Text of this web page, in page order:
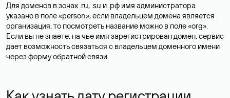
Для доменов в зонах .ru, .su и .рф имя администратора
указано в поле «person», если владельцем домена является
организация, то посмотреть название можно в поле «org».
Если вы не знаете, на чье имя зарегистрирован домен, сервис
дает возможность связаться с владельцем доменного имени
через форму обратной связи.